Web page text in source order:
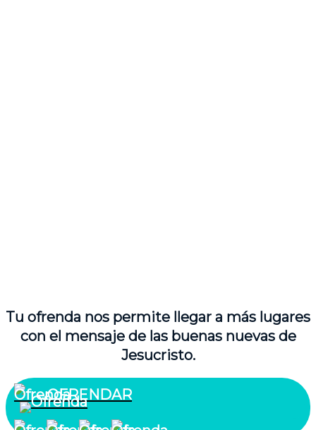
Tu ofrenda nos permite llegar a más lugares
con el mensaje de las buenas nuevas de
Jesucristo.
OFRENDAR